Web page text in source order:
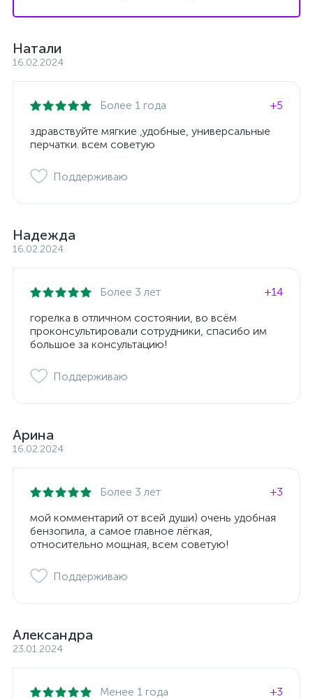
Натали
16.02.2024
Более 1 года
+5
здравствуйте мягкие ,удобные, универсальные
перчатки. всем советую
Поддерживаю
Надежда
16.02.2024
Более 3 лет
+14
горелка в отличном состоянии, во всём
проконсультировали сотрудники, спасибо им
большое за консультацию!
Поддерживаю
Арина
16.02.2024
Более 3 лет
+3
мой комментарий от всей души) очень удобная
бензопила, а самое главное лёгкая,
относительно мощная, всем советую!
Поддерживаю
Александра
23.01.2024
Менее 1 года
+3